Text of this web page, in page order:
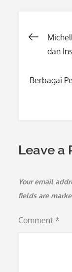
Post
dan
Berbagai
Leave a
Your email
fields are
Comment *